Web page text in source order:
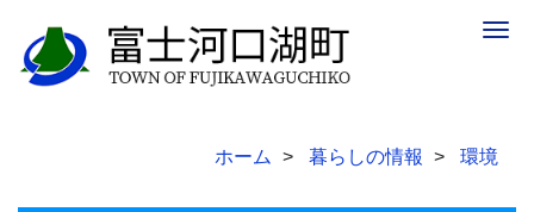
ホーム 暮らしの情報 環境